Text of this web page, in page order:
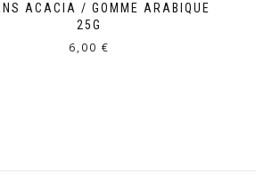
ACACIA / GOMME ARABIQUE
25G
6,00€